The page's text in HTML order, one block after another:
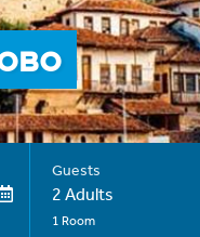
Guests
2 Adults
1 Room